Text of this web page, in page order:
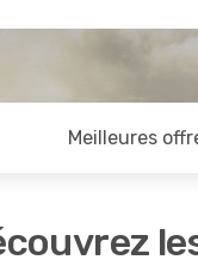
Meilleures